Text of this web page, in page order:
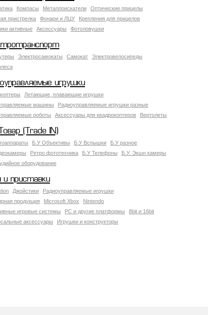
Компасы Металлоискатели
Оптические прицелы
пристрелка
Фонари и ЛЦУ
Крепления для прицелов
активные
Аксессуары Фотоловушки
Электросамокаты Самокат
Электровелосипеды
игрушки
Летающие, плавающие игрушки
машины
Радиоуправляемые игрушки разные
роботы
Аксессуары для квадрокоптеров Вертолеты
(Trade IN)
Б.У Объективы Б.У Вспышки
Б.У разное
Ретро фототехника Б.У Телефоны
Б.У. Экшн камеры
оборудование
и приставки
Джойстики
Радиоуправляемые игрушки
продукция
Microsoft Xbox
Nintendo
игровые системы
PC и другие платформы
8bit и 16bit
аксессуары
Игрушки и конструкторы